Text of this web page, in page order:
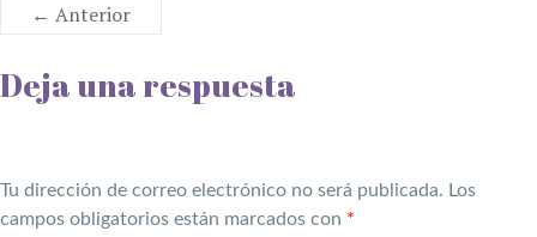
← Anterior
Deja una respuesta
Tu dirección de correo electrónico no será publicada. Los
campos obligatorios están marcados con *